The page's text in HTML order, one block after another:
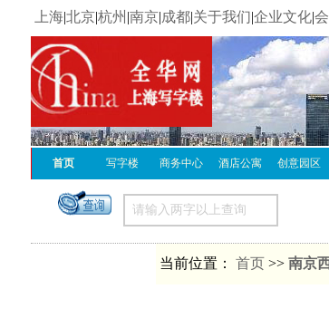
上海|北京|杭州 |南京|成都|关于我们|企业文化|
首页 写字楼 商务中心 酒店公寓 创意园区
当前位置： 首页 >> 南京